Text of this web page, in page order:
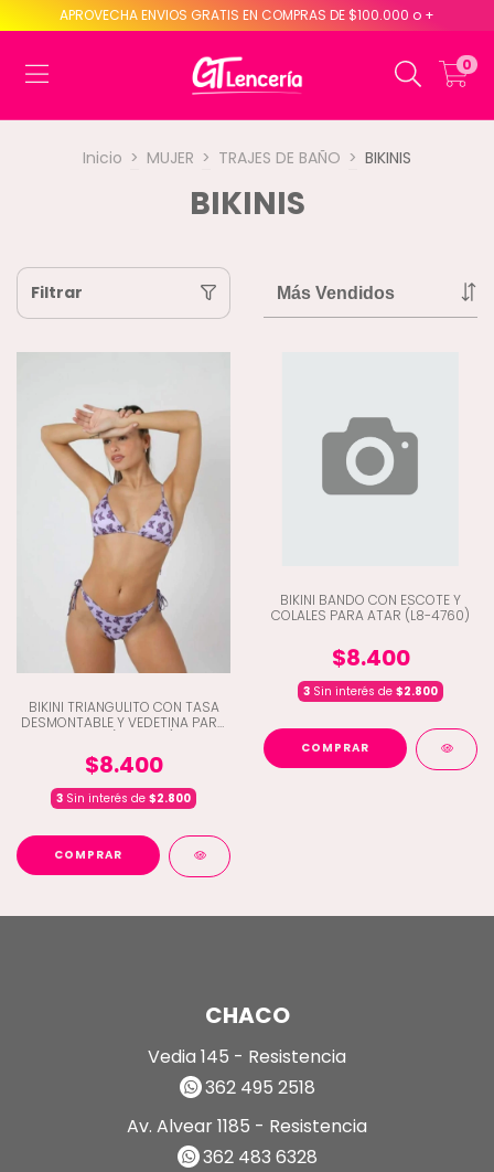
APROVECHA ENVIOS GRATIS EN COMPRAS DE $100.000 o +
0
Inicio > MUJER > TRAJES DE BAÑO > BIKINIS
BIKINIS
Filtrar
BIKINI TRIANGULITO CON TASA
DESMONTABLE Y VEDETINA PARA
$8.400
3 Sin interés de $2.800
COMPRAR
BIKINI BANDO CON ESCOTE Y
COLALES PARA ATAR (L8-4760)
$8.400
3 Sin interés de $2.800
COMPRAR
CHACO
Vedia 145 - Resistencia
362 495 2518
Av. Alvear 1185 - Resistencia
362 483 6328